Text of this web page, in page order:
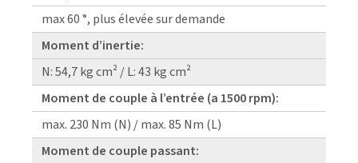
max 60 °, plus élevée sur demande
Moment d’inertie:
N: 54,7 kg cm² / L: 43 kg cm²
Moment de couple à l’entrée (a 1500 rpm):
max. 230 Nm (N) / max. 85 Nm (L)
Moment de couple passant: